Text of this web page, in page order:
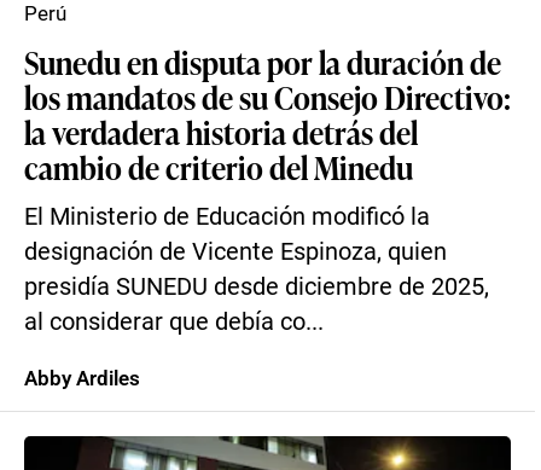
Sunedu en disputa por la duración de
los mandatos de su Consejo Directivo:
la verdadera historia detrás del
cambio de criterio del Minedu
El Ministerio de Educación modificó la
designación de Vicente Espinoza, quien
presidía SUNEDU desde diciembre de 2025,
al considerar que debía co...
Perú
Abby Ardiles